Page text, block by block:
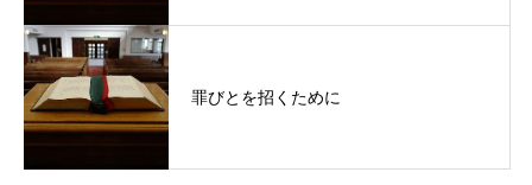
罪びとを招くために